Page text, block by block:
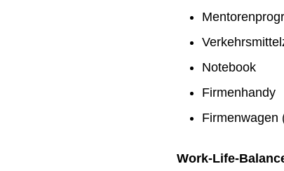
Notebook
Firmenhandy
Firmenwagen
Work-Life-